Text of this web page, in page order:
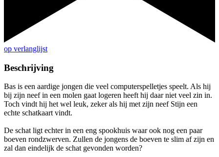
op verlanglijst
Beschrijving
Bas is een aardige jongen die veel computerspelletjes speelt. Als hij
bij zijn neef in een molen gaat logeren heeft hij daar niet veel zin in.
Toch vindt hij het wel leuk, zeker als hij met zijn neef Stijn een
echte schatkaart vindt.
De schat ligt echter in een eng spookhuis waar ook nog een paar
boeven rondzwerven. Zullen de jongens de boeven te slim af zijn en
zal dan eindelijk de schat gevonden worden?